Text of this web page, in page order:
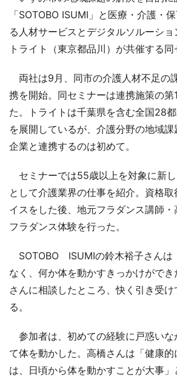
「SOTOBO ISUMI」と医療・介護・
る人材サービスとデジタルソルーシ
トライト（東京都品川）が共催する同
両社は9月、同市の介護人材不足の
携を開始。同セミナーは連携施策の
た。トライトは千葉県を含む全国28
を展開しているが、介護分野の地域
企業と連携するのは初めて。
セミナーでは55歳以上を対象に新
として介護業界の仕事を紹介。資格
イスをした後、地元フラダンス講師
フラダンス体験を行った。
SOTOBO ISUMIの鈴木裕子さんは
なく、何か体を動かすきっかけがで
さんに相談したところ、快く引き受
る。
参加者は、初めての経験に戸惑いな
て体を動かした。高橋さんは「健康
は、日頃から体を動かすことが大事」